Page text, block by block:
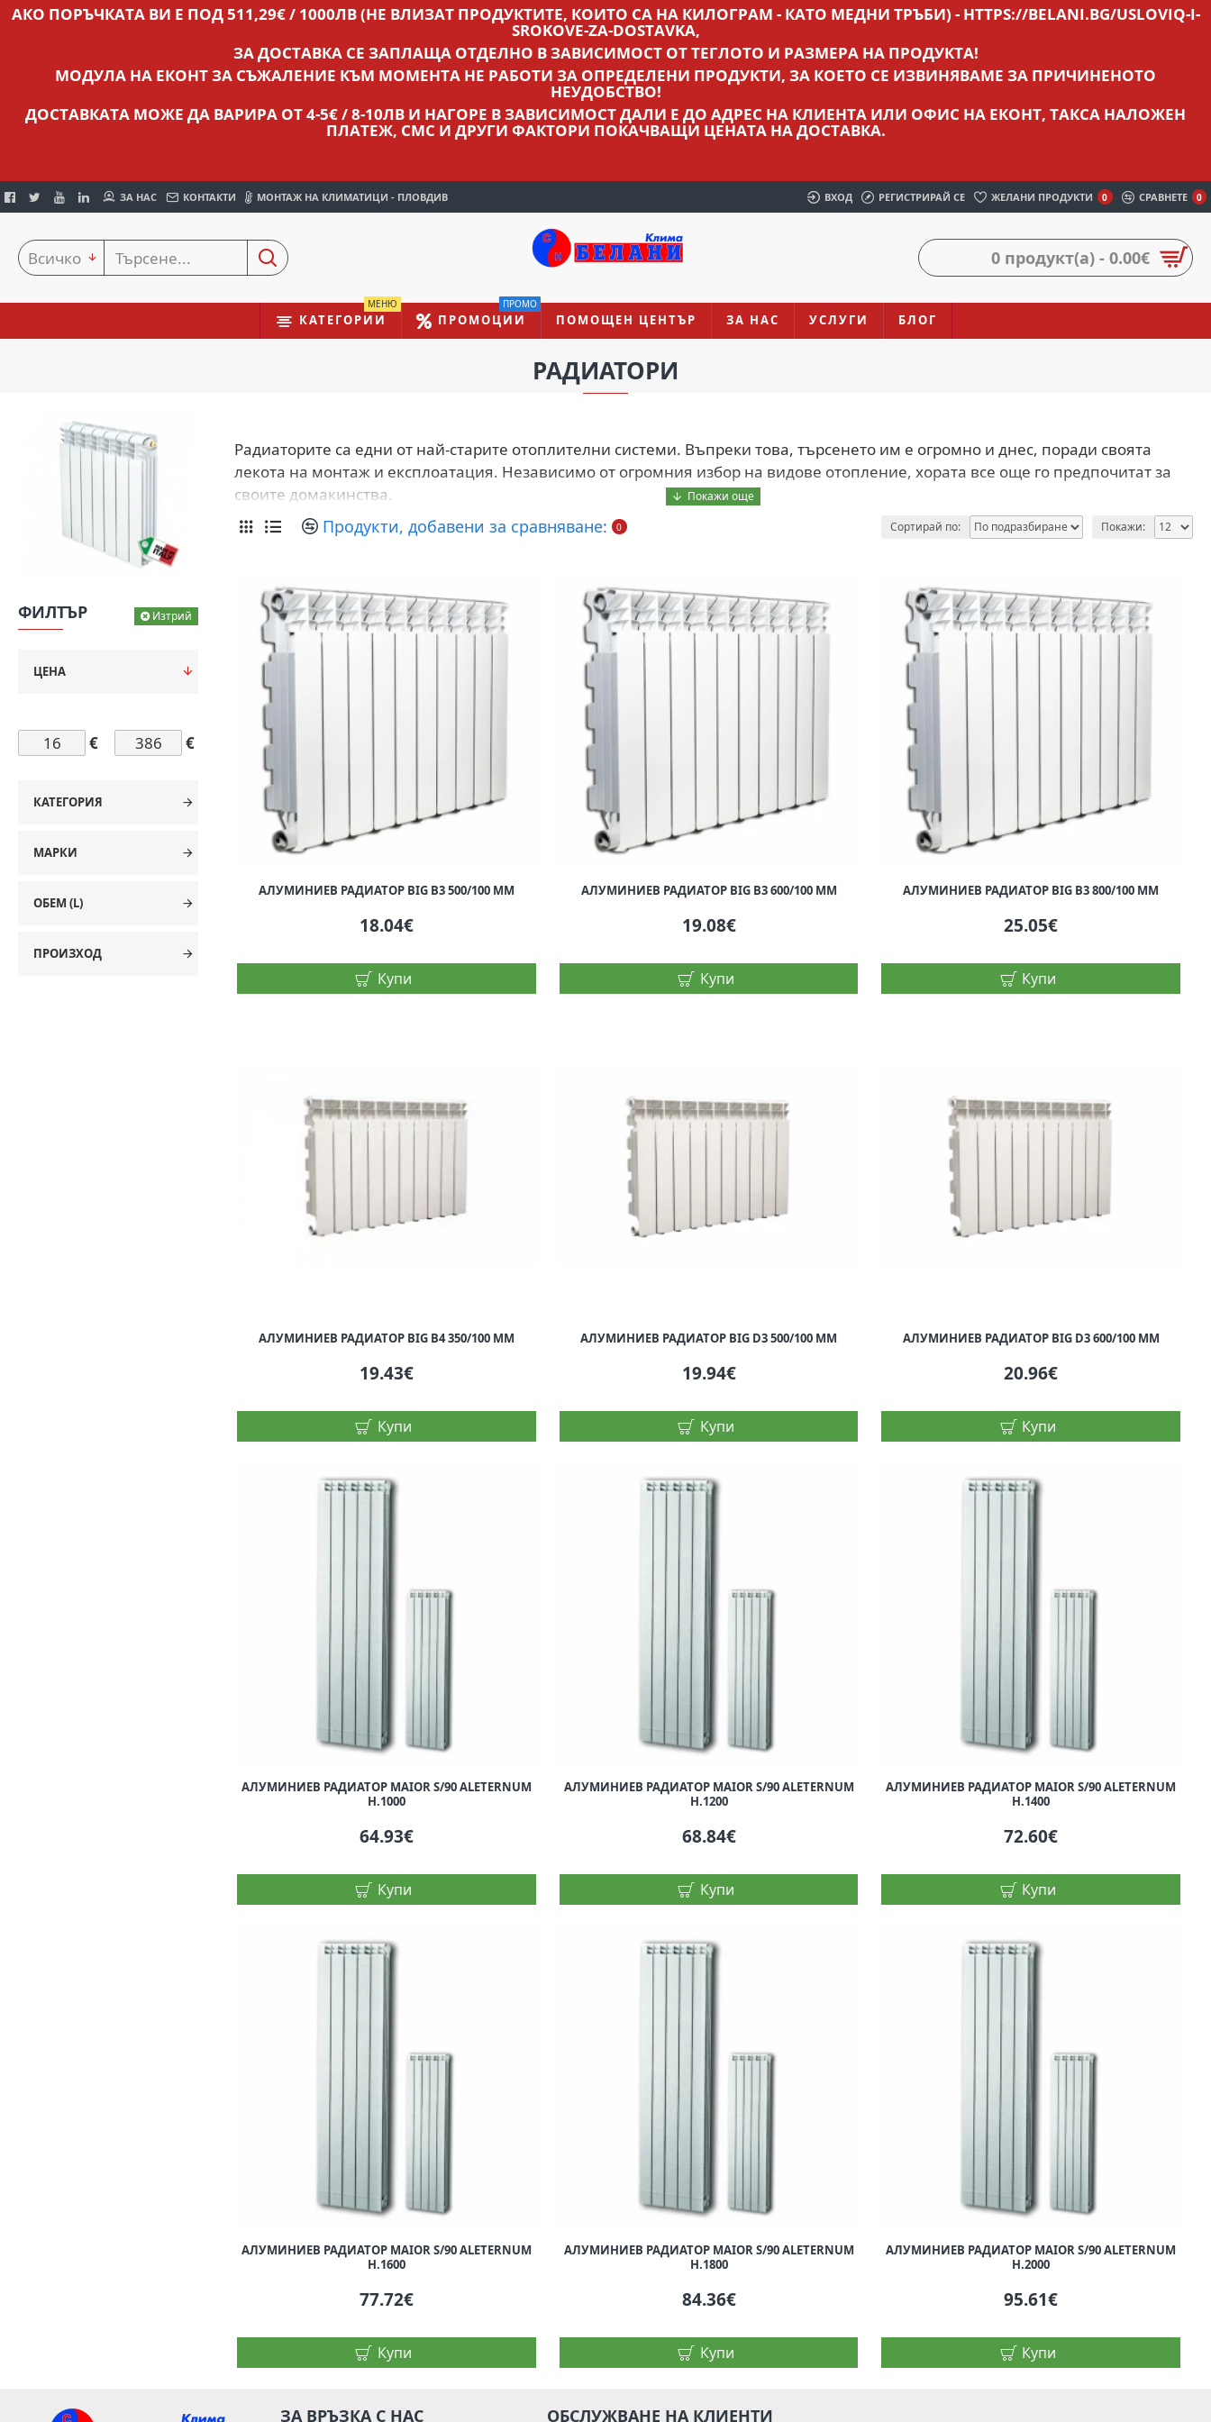
АКО ПОРЪЧКАТА ВИ Е ПОД 511,29€ / 1000ЛВ (НЕ ВЛИЗАТ ПРОДУКТИТЕ, КОИТО СА НА КИЛОГРАМ - КАТО МЕДНИ ТРЪБИ) - HTTPS://BELANI.BG/USLOVIQ-I-
SROKOVE-ZA-DOSTAVKA,
ЗА ДОСТАВКА СЕ ЗАПЛАЩА ОТДЕЛНО В ЗАВИСИМОСТ ОТ ТЕГЛОТО И РАЗМЕРА НА ПРОДУКТА!
МОДУЛА НА ЕКОНТ ЗА СЪЖАЛЕНИЕ КЪМ МОМЕНТА НЕ РАБОТИ ЗА ОПРЕДЕЛЕНИ ПРОДУКТИ, ЗА КОЕТО СЕ ИЗВИНЯВАМЕ ЗА ПРИЧИНЕНОТО
НЕУДОБСТВО!
ДОСТАВКАТА МОЖЕ ДА ВАРИРА ОТ 4-5€ / 8-10ЛВ И НАГОРЕ В ЗАВИСИМОСТ ДАЛИ Е ДО АДРЕС НА КЛИЕНТА ИЛИ ОФИС НА ЕКОНТ, ТАКСА НАЛОЖЕН
ПЛАТЕЖ, СМС И ДРУГИ ФАКТОРИ ПОКАЧВАЩИ ЦЕНАТА НА ДОСТАВКА.
ЗА НАС КОНТАКТИ МОНТАЖ НА КЛИМАТИЦИ - ПЛОВДИВ ВХОД РЕГИСТРИРАЙ СЕ ЖЕЛАНИ ПРОДУКТИ 0 СРАВНЕТЕ 0
Всичко 0 продукт(а) - 0.00€
КАТЕГОРИИ
МЕНЮ
ПРОМОЦИИ
ПРОМО
ПОМОЩЕН ЦЕНТЪР ЗА НАС УСЛУГИ БЛОГ
РАДИАТОРИ
ФИЛТЪР Изтрий
ЦЕНА
€ €
КАТЕГОРИЯ
МАРКИ
ОБЕМ (L)
ПРОИЗХОД
Радиаторите са едни от най-старите отоплителни системи. Въпреки това, търсенето им е огромно и днес, поради своята
лекота на монтаж и експлоатация. Независимо от огромния избор на видове отопление, хората все още го предпочитат за
своите домакинства.
Продукти, добавени за сравняване: 0 Сортирай по: Покажи:
АЛУМИНИЕВ РАДИАТОР BIG B3 500/100 ММ
18.04€
Купи
АЛУМИНИЕВ РАДИАТОР BIG B3 600/100 ММ
19.08€
Купи
АЛУМИНИЕВ РАДИАТОР BIG B3 800/100 ММ
25.05€
Купи
АЛУМИНИЕВ РАДИАТОР BIG B4 350/100 ММ
19.43€
Купи
АЛУМИНИЕВ РАДИАТОР BIG D3 500/100 ММ
19.94€
Купи
АЛУМИНИЕВ РАДИАТОР BIG D3 600/100 ММ
20.96€
Купи
АЛУМИНИЕВ РАДИАТОР MAIOR S/90 ALETERNUM
H.1000
64.93€
Купи
АЛУМИНИЕВ РАДИАТОР MAIOR S/90 ALETERNUM
H.1200
68.84€
Купи
АЛУМИНИЕВ РАДИАТОР MAIOR S/90 ALETERNUM
H.1400
72.60€
Купи
АЛУМИНИЕВ РАДИАТОР MAIOR S/90 ALETERNUM
H.1600
77.72€
Купи
АЛУМИНИЕВ РАДИАТОР MAIOR S/90 ALETERNUM
H.1800
84.36€
Купи
АЛУМИНИЕВ РАДИАТОР MAIOR S/90 ALETERNUM
H.2000
95.61€
Купи
ЗА ВРЪЗКА С НАС ОБСЛУЖВАНЕ НА КЛИЕНТИ